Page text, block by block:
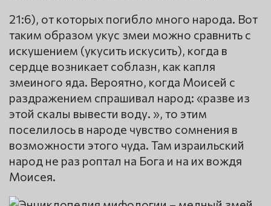
21:6), от которых погибло много народа. Вот
таким образом укус змеи можно сравнить с
искушением (укусить искусить), когда в
сердце возникает соблазн, как капля
змеиного яда. Вероятно, когда Моисей с
раздражением спрашивал народ: «разве из
этой скалы вывести воду. », то этим
поселилось в народе чувство сомнения в
возможности этого чуда. Там израильский
народ не раз роптал на Бога и на их вождя
Моисея.